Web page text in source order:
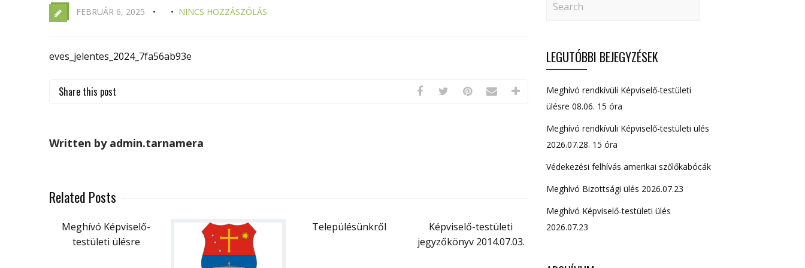
FEBRUÁR 6, 2025 NINCS HOZZÁSZÓLÁS
eves_jelentes_2024_7fa56ab93e
Share this post
Written by admin.tarnamera
Related Posts
Meghívó Képviselő-
testületi ülésre
Településünkről
Képviselő-testületi
jegyzőkönyv 2014.07.03.
LEGUTÓBBI BEJEGYZÉSEK
Meghívó rendkívüli Képviselő-testületi
ülésre 08.06. 15 óra
Meghívó rendkívüli Képviselő-testületi ülés
2026.07.28. 15 óra
Védekezési felhívás amerikai szőlőkabócák
Meghívó Bizottsági ülés 2026.07.23
Meghívó Képviselő-testületi ülés
2026.07.23